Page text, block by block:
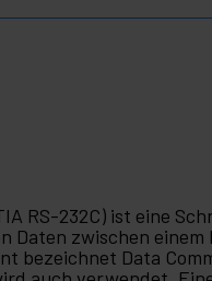
RS-232C) ist eine
zwischen einem
bezeichnet Data